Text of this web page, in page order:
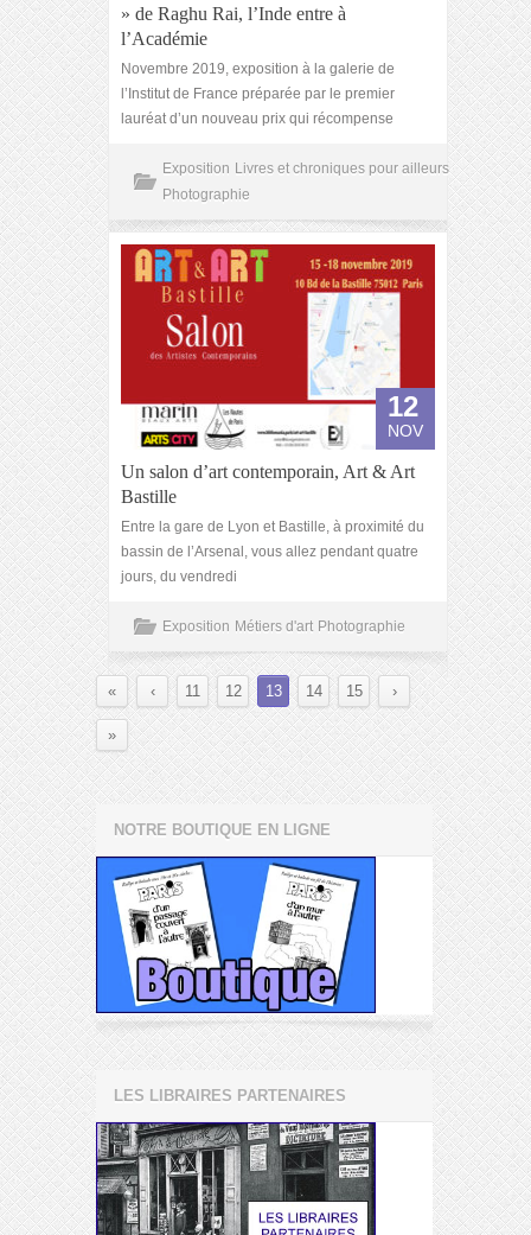
» de Raghu Rai, l’Inde entre à
l’Académie
Novembre 2019, exposition à la galerie de
l’Institut de France préparée par le premier
lauréat d’un nouveau prix qui récompense
Exposition Livres et chroniques pour ailleurs
Photographie
12
NOV
Un salon d’art contemporain, Art & Art
Bastille
Entre la gare de Lyon et Bastille, à proximité du
bassin de l’Arsenal, vous allez pendant quatre
jours, du vendredi
Exposition Métiers d'art Photographie
« ‹ 11 12 13 14 15 ›
»
NOTRE BOUTIQUE EN LIGNE
LES LIBRAIRES PARTENAIRES